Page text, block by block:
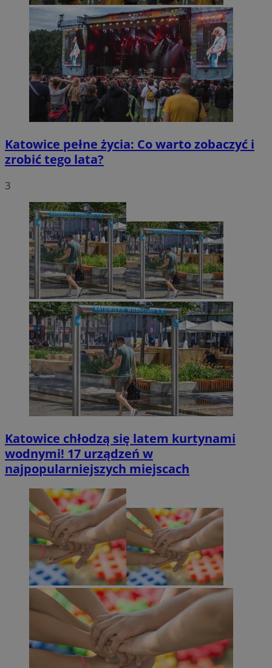
Katowice pełne życia: Co warto zobaczyć i
zrobić tego lata?
3
Katowice chłodzą się latem kurtynami
wodnymi! 17 urządzeń w
najpopularniejszych miejscach